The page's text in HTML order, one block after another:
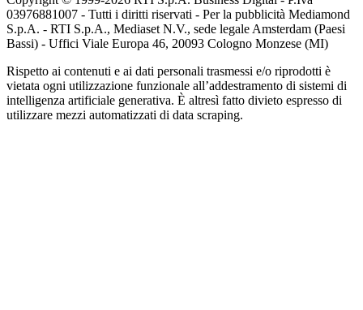
03976881007 - Tutti i diritti riservati - Per la pubblicità Mediamond
S.p.A. - RTI S.p.A., Mediaset N.V., sede legale Amsterdam (Paesi
Bassi) - Uffici Viale Europa 46, 20093 Cologno Monzese (MI)
Rispetto ai contenuti e ai dati personali trasmessi e/o riprodotti è
vietata ogni utilizzazione funzionale all’addestramento di sistemi di
intelligenza artificiale generativa. È altresì fatto divieto espresso di
utilizzare mezzi automatizzati di data scraping.